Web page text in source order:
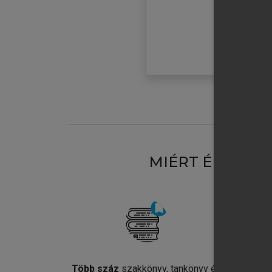
MIÉRT
Több száz szakkönyv, tankönyv és